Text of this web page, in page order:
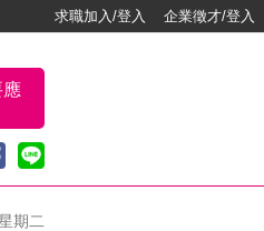
求職加入/登入 企業徵才/登入
期二